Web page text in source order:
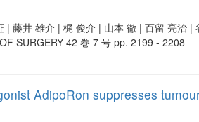
| 藤井 雄介 | 梶 俊介 | 山本 徹 | 百留 亮治
SURGERY 42 巻 7 号 pp. 2199 - 2208
AdipoRon suppresses